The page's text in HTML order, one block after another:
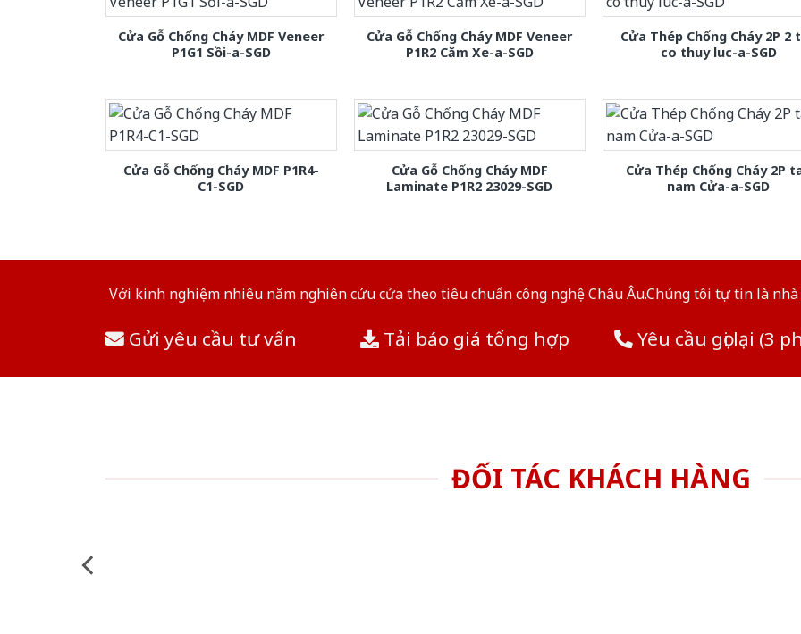
Cửa Gỗ Chống Cháy MDF Veneer
P1G1 Sồi-a-SGD
Cửa Gỗ Chống Cháy MDF Veneer
P1R2 Căm Xe-a-SGD
Cửa Thép Chống Cháy 2P 2
co thuy luc-a-SGD
Cửa Gỗ Chống Cháy MDF P1R4-
C1-SGD
Cửa Gỗ Chống Cháy MDF
Laminate P1R2 23029-SGD
Cửa Thép Chống Cháy 2P
nam Cửa-a-SGD
Với kinh nghiệm nhiêu năm nghiên cứu cửa theo tiêu chuẩn công nghệ Châu Âu.Chúng tôi tự tin là
Gửi yêu cầu tư vấn Tải báo giá tổng hợp Yêu cầu gọi lại (3
ĐỐI TÁC KHÁCH HÀNG